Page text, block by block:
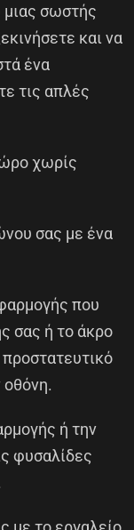
σωστής
και να
ένα
τις απλές
χωρίς
σας με ένα
που
σας ή το άκρο
ή την
φυσαλίδες